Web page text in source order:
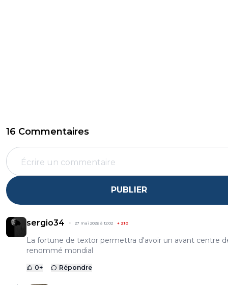
16 Commentaires
PUBLIER
sergio34 27 mai 2026 à 12:02 + 210
La fortune de textor permettra d'avoir un avant centre
renommé mondial
0+ Répondre